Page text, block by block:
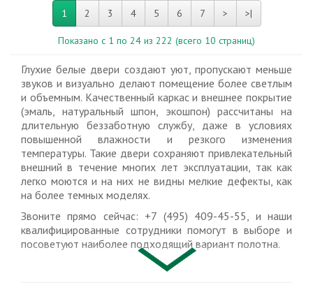
1 2 3 4 5 6 7 > >|
Показано с 1 по 24 из 222 (всего 10 страниц)
Глухие белые двери создают уют, пропускают меньше
звуков и визуально делают помещение более светлым
и объемным. Качественный каркас и внешнее покрытие
(эмаль, натуральный шпон, экошпон) рассчитаны на
длительную беззаботную службу, даже в условиях
повышенной влажности и резкого изменения
температуры. Такие двери сохраняют привлекательный
внешний в течение многих лет эксплуатации, так как
легко моются и на них не видны мелкие дефекты, как
на более темных моделях.
Звоните прямо сейчас: +7 (495) 409-45-55, и наши
квалифицированные сотрудники помогут в выборе и
посоветуют наиболее подходящий вариант полотна.